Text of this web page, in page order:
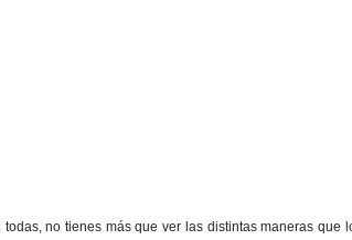
no tienes más que ver las distintas maneras que